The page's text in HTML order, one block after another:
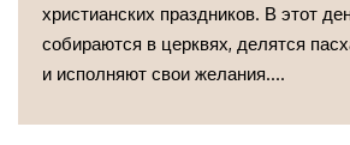
христианских праздников. В этот
собираются в церквях, делятся
и исполняют свои желания....